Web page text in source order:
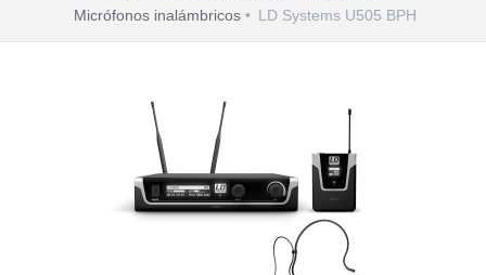
Micrófonos inalámbricos
LD Systems U505 BPH